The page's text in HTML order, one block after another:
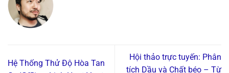
Hệ Thống Thử Độ Hòa Tan
Hội thảo trực tuyến: Phân
tích Dầu và Chất béo – Từ